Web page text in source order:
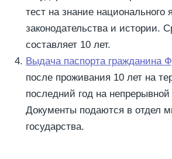
тест на знание национального
законодательства и истории.
составляет 10 лет.
Выдача паспорта гражданина
после проживания 10 лет на
последний год на непрерывной
Документы подаются в отдел
государства.